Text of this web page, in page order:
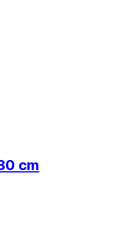
cm